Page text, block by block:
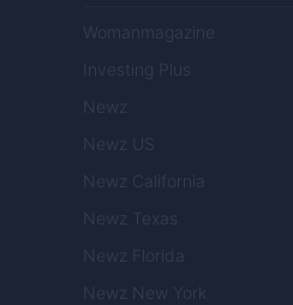
Womanmagazine
Investing Plus
Newz
Newz US
Newz California
Newz Texas
Newz Florida
Newz New York